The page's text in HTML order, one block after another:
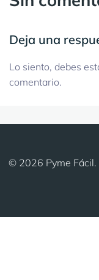
Deja una
Lo siento, debes
comentario.
© 2026 Pyme Fácil.